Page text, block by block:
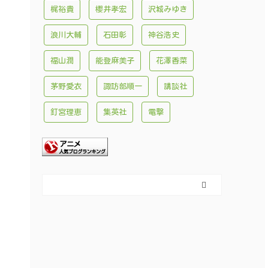
梶裕貴 櫻井孝宏 沢城みゆき
浪川大輔 石田彰 神谷浩史
福山潤 能登麻美子 花澤香菜
茅野愛衣 諏訪部順一 講談社
釘宮理恵 集英社 電撃